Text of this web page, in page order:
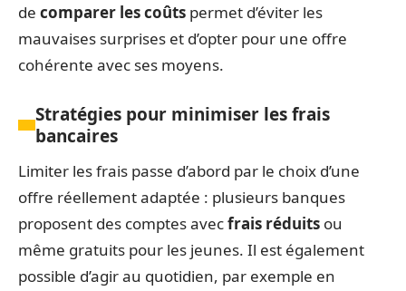
de comparer les coûts permet d’éviter les
mauvaises surprises et d’opter pour une offre
cohérente avec ses moyens.
Stratégies pour minimiser les frais
bancaires
Limiter les frais passe d’abord par le choix d’une
offre réellement adaptée : plusieurs banques
proposent des comptes avecfrais réduits ou
même gratuits pour les jeunes. Il est également
possible d’agir au quotidien, par exemple en